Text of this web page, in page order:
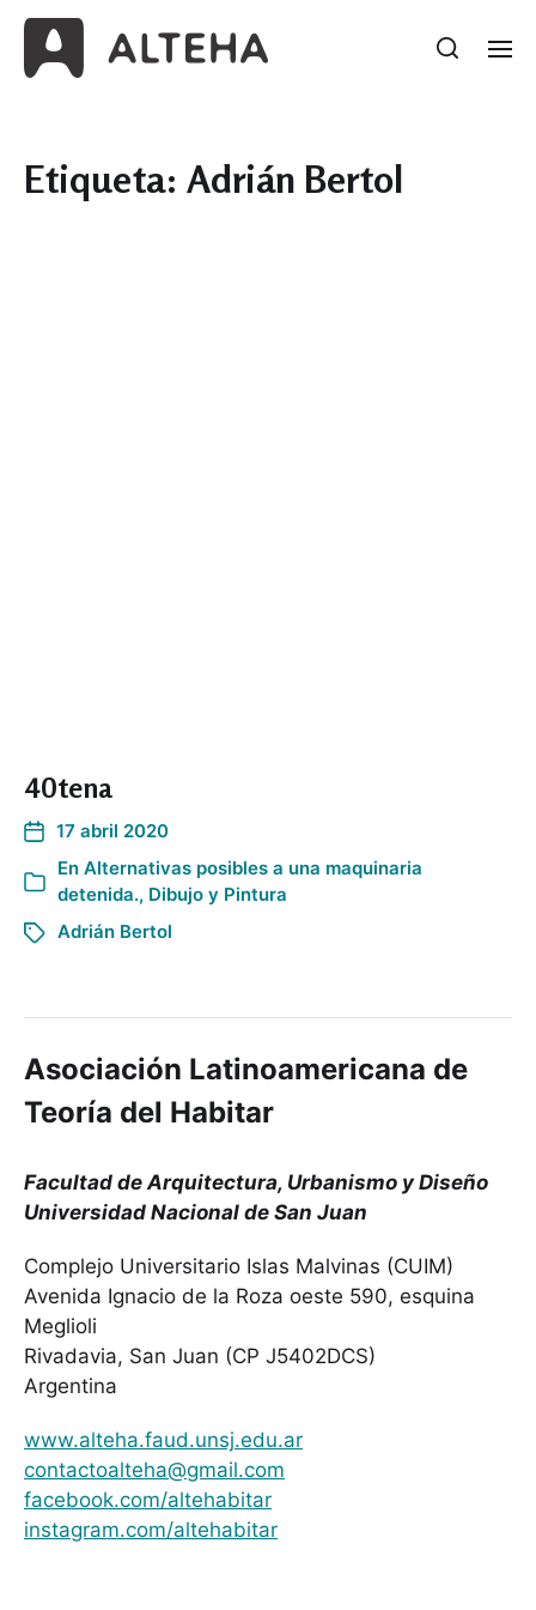
Etiqueta: Adrián Bertol
40tena
17 abril 2020
En Alternativas posibles a una maquinaria
detenida., Dibujo y Pintura
Adrián Bertol
Asociación Latinoamericana de
Teoría del Habitar
Facultad de Arquitectura, Urbanismo y Diseño
Universidad Nacional de San Juan
Complejo Universitario Islas Malvinas (CUIM)
Avenida Ignacio de la Roza oeste 590, esquina
Meglioli
Rivadavia, San Juan (CP J5402DCS)
Argentina
www.alteha.faud.unsj.edu.ar
contactoalteha@gmail.com
facebook.com/altehabitar
instagram.com/altehabitar